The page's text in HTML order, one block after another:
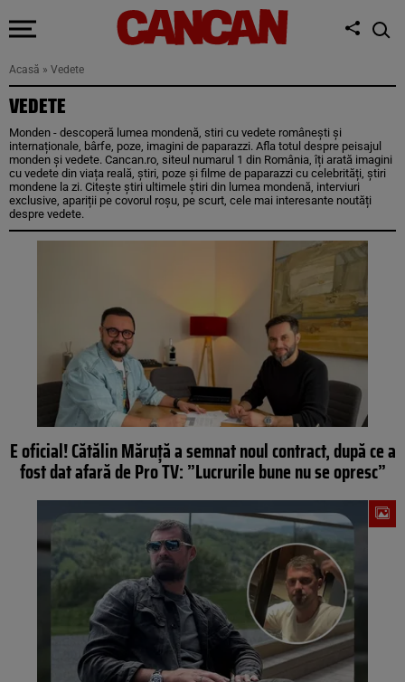
Acasă » Vedete
VEDETE
Monden - descoperă lumea mondenă, stiri cu vedete românești și
internaționale, bârfe, poze, imagini de paparazzi. Afla totul despre peisajul
monden și vedete. Cancan.ro, siteul numarul 1 din România, îți arată imagini
cu vedete din viața reală, știri, poze și filme de paparazzi cu celebrități, știri
mondene la zi. Citește știri ultimele știri din lumea mondenă, interviuri
exclusive, apariții pe covorul roșu, pe scurt, cele mai interesante noutăți
despre vedete.
E oficial! Cătălin Măruță a semnat noul contract, după ce a
fost dat afară de Pro TV: ”Lucrurile bune nu se opresc”